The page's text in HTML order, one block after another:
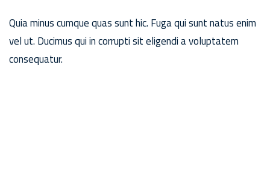
Quia minus cumque quas sunt hic. Fuga qui sunt natus enim
vel ut. Ducimus qui in corrupti sit eligendi a voluptatem
consequatur.